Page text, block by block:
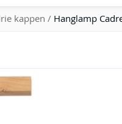
kappen Hanglamp